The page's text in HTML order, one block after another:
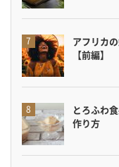
アフリカ
【前編】
とろふわ
作り方